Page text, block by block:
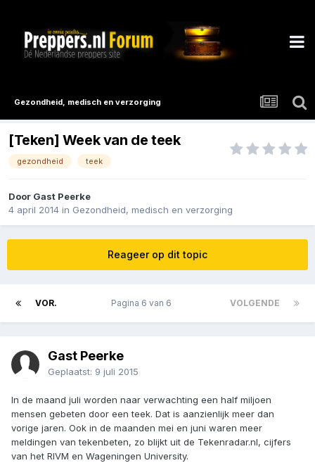
Gezondheid, medisch en verzorging
[Teken] Week van de teek
gezondheid teek
Door Gast Peerke
4 april 2014 in Gezondheid, medisch en verzorging
Reageer op dit topic
VOR. VOLGENDE
Pagina 6 van 6
Gast Peerke
Geplaatst: 9 juli 2015
In de maand juli worden naar verwachting een half miljoen
mensen gebeten door een teek. Dat is aanzienlijk meer dan
vorige jaren. Ook in de maanden mei en juni waren meer
meldingen van tekenbeten, zo blijkt uit de Tekenradar.nl, cijfers
van het RIVM en Wageningen University.